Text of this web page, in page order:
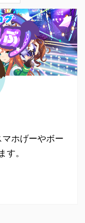
ホげーやボー
す。